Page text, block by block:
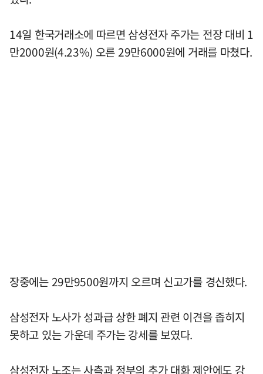
14일 한국거래소에 따르면 삼성전자 주가는 전장 대비 1
만2000원(4.23%) 오른 29만6000원에 거래를 마쳤다.
장중에는 29만9500원까지 오르며 신고가를 경신했다.
삼성전자 노사가 성과급 상한 폐지 관련 이견을 좁히지
못하고 있는 가운데 주가는 강세를 보였다.
삼성전자 노조는 사측과 정부의 추가 대화 제안에도 강